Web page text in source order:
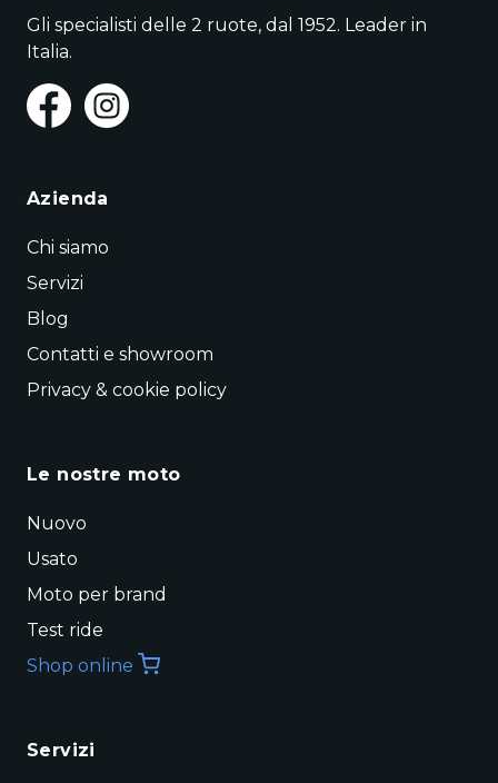
Gli specialisti delle 2 ruote, dal 1952. Leader in
Italia.
Azienda
Chi siamo
Servizi
Blog
Contatti e showroom
Privacy & cookie policy
Le nostre moto
Nuovo
Usato
Moto per brand
Test ride
Shop online
Servizi